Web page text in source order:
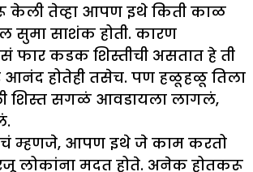
केली तेव्हा आपण इथे किती काळ
सुमा साशंक होती. कारण
फार कडक शिस्तीची असतात हे ती
आनंद होतेही तसेच. पण हळूहळू तिला
शिस्त सगळं आवडायला लागलं,
म्हणजे, आपण इथे जे काम करतो
लोकांना मदत होते. अनेक होतकरू